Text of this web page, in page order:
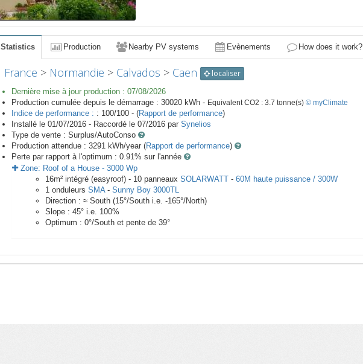
Statistics Production Nearby PV systems Evènements How does it work?
France > Normandie > Calvados > Caen localiser
Dernière mise à jour production : 07/08/2026
Production cumulée depuis le démarrage : 30020 kWh - Equivalent CO2 : 3.7 tonne(s) © myClimate
Indice de performance : : 100/100 - (Rapport de performance)
Installé le 01/07/2016 - Raccordé le 07/2016 par Synelios
Type de vente : Surplus/AutoConso
Production attendue : 3291 kWh/year (Rapport de performance)
Perte par rapport à l'optimum : 0.91% sur l'année
Zone: Roof of a House - 3000 Wp
16m² intégré (easyroof) - 10 panneaux SOLARWATT - 60M haute puissance / 300W
1 onduleurs SMA- Sunny Boy 3000TL
Direction : ≈ South (15°/South i.e. -165°/North)
Slope : 45° i.e. 100%
Optimum : 0°/South et pente de 39°